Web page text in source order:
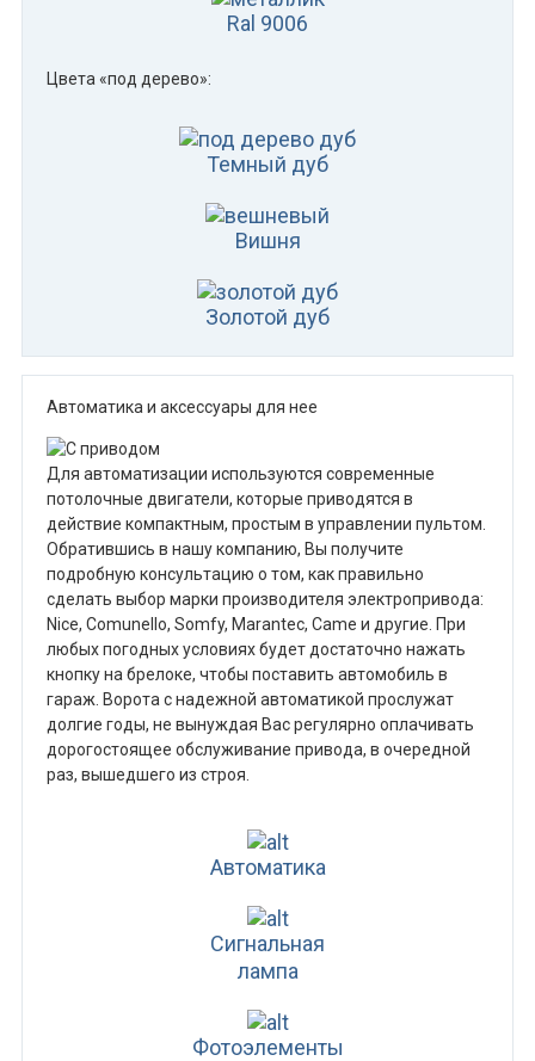
Ral 9006
Цвета «под дерево»:
Темный дуб
Вишня
Золотой дуб
Автоматика и аксессуары для нее
Для автоматизации используются современные
потолочные двигатели, которые приводятся в
действие компактным, простым в управлении пультом.
Обратившись в нашу компанию, Вы получите
подробную консультацию о том, как правильно
сделать выбор марки производителя электропривода:
Nice, Comunello, Somfy, Marantec, Came и другие. При
любых погодных условиях будет достаточно нажать
кнопку на брелоке, чтобы поставить автомобиль в
гараж. Ворота с надежной автоматикой прослужат
долгие годы, не вынуждая Вас регулярно оплачивать
дорогостоящее обслуживание привода, в очередной
раз, вышедшего из строя.
Автоматика
Сигнальная
лампа
Фотоэлементы